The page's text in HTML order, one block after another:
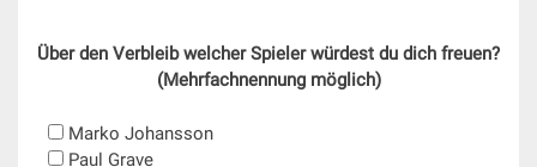
Über den Verbleib welcher Spieler würdest du dich freuen?
(Mehrfachnennung möglich)
Marko Johansson
Paul Grave